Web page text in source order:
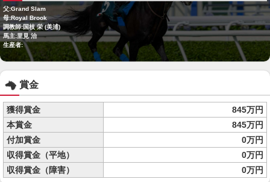
父:Grand Slam
母:Royal Brook
調教師:国枝 栄 (美浦)
馬主:里見 治
生産者:
賞金
獲得賞金
845万円
本賞金
845万円
付加賞金
0万円
収得賞金（平地）
0万円
収得賞金（障害）
0万円